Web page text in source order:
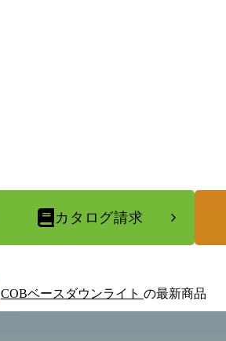
カタログ請求
COBベースダウンライト の最新商品